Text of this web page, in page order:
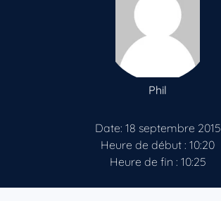
Phil
Date: 18 septembre 2015
Heure de début : 10:20
Heure de fin : 10:25